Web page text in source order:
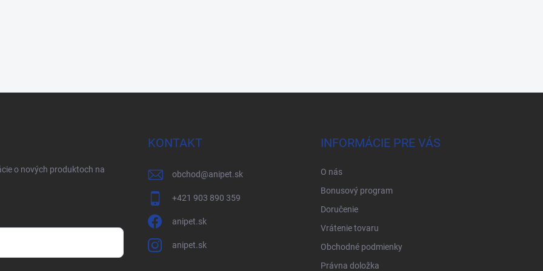
o nových produktoch na
KONTAKT
obchod@anipet.sk
+421 903 890 359
anipet.sk
anipet.sk
INFORMÁCIE PRE VÁS
O nás
Bonusový program
Doručenie
Vrátenie tovaru
Obchodné podmienky
Právna doložka